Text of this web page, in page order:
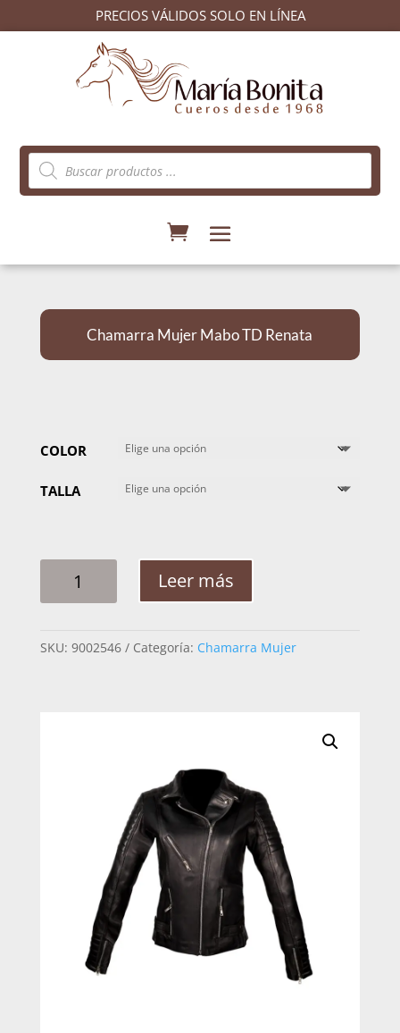
PRECIOS VÁLIDOS SOLO EN LÍNEA
Búsqueda
de
productos
Chamarra Mujer Mabo TD Renata
COLOR
TALLA
MUJER
RENATA
Leer más
SKU: 9002546 Categoría: Chamarra Mujer